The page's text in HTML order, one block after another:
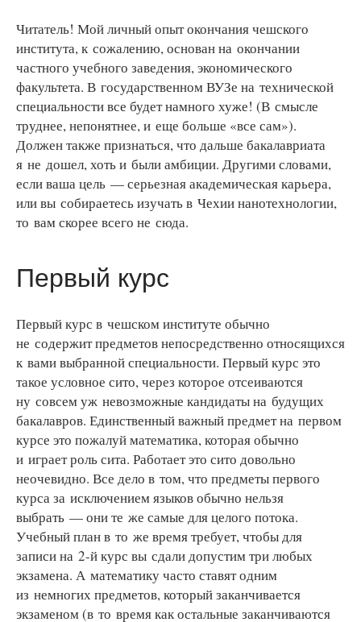
Читатель! Мой личный опыт окончания чешского
института, к сожалению, основан на окончании
частного учебного заведения, экономического
факультета. В государственном ВУЗе на технической
специальности все будет намного хуже! (В смысле
труднее, непонятнее, и еще больше «все сам»).
Должен также признаться, что дальше бакалавриата
я не дошел, хоть и были амбиции. Другими словами,
если ваша цель — серьезная академическая карьера,
или вы собираетесь изучать в Чехии нанотехнологии,
то вам скорее всего не сюда.
Первый курс
Первый курс в чешском институте обычно
не содержит предметов непосредственно относящихся
к вами выбранной специальности. Первый курс это
такое условное сито, через которое отсеиваются
ну совсем уж невозможные кандидаты на будущих
бакалавров. Единственный важный предмет на первом
курсе это пожалуй математика, которая обычно
и играет роль сита. Работает это сито довольно
неочевидно. Все дело в том, что предметы первого
курса за исключением языков обычно нельзя
выбрать — они те же самые для целого потока.
Учебный план в то же время требует, чтобы для
записи на 2-й курс вы сдали допустим три любых
экзамена. А математику часто ставят одним
из немногих предметов, который заканчивается
экзаменом (в то время как остальные заканчиваются